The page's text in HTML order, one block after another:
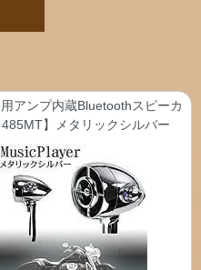
アンプ内蔵Bluetoothスピーカ
485MT】メタリックシルバー